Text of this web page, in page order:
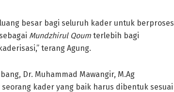
besar bagi seluruh kader untuk berproses
Mundzhirul Qoum terlebih bagi
terang Agung.
Dr. Muhammad Mawangir, M.Ag
kader yang baik harus dibentuk sesuai